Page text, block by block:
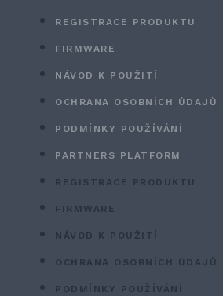
REGISTRACE PRODUKTU
FIRMWARE
NÁVOD K POUŽITÍ
OCHRANA OSOBNÍCH ÚDAJŮ
PODMÍNKY POUŽÍVÁNÍ
PARTNERS PLATFORM
REGISTRACE PRODUKTU
FIRMWARE
NÁVOD K POUŽITÍ
OCHRANA OSOBNÍCH ÚDAJŮ
PODMÍNKY POUŽÍVÁNÍ